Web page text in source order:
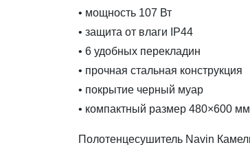
• мощность 107 Вт
• защита от влаги IP44
• 6 удобных перекладин
• прочная стальная конструкция
• покрытие черный муар
• компактный размер 480×600 мм
Полотенцесушитель Navin